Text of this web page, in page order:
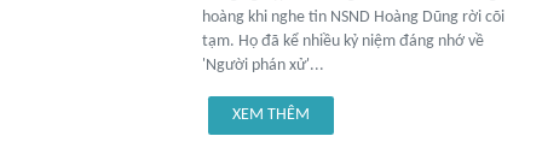
hoàng khi nghe tin NSND Hoàng Dũng rời cõi
tạm. Họ đã kể nhiều kỷ niệm đáng nhớ về
'Người phán xử'...
XEM THÊM